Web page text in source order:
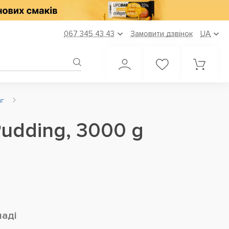
067 345 43 43 Замовити дзвінок UA
3000 g